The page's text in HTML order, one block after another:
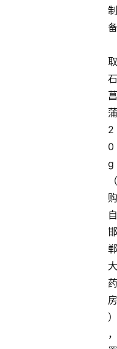
制
备
取
石
菖
蒲
2
0
g
（
购
自
邯
郸
大
药
房
）
，